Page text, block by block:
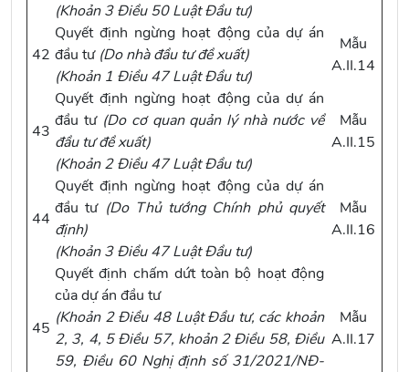
(Khoản 3 Điều 50 Luật Đầu tư)
42
Quyết định ngừng hoạt động của dự án
đầu tư (Do nhà đầu tư đề xuất)
(Khoản 1 Điều 47 Luật Đầu tư)
Mẫu
A.II.14
43
Quyết định ngừng hoạt động của dự án
đầu tư (Do cơ quan quản lý nhà nước về
đầu tư đề xuất)
(Khoản 2 Điều 47 Luật Đầu tư)
Mẫu
A.II.15
44
Quyết định ngừng hoạt động của dự án
đầu tư (Do Thủ tướng Chính phủ quyết
định)
(Khoản 3 Điều 47 Luật Đầu tư)
Mẫu
A.II.16
45
Quyết định chấm dứt toàn bộ hoạt động
của dự án đầu tư
(Khoản 2 Điều 48 Luật Đầu tư, các khoản
2, 3, 4, 5 Điều 57, khoản 2 Điều 58, Điều
59, Điều 60 Nghị định số 31/2021/NĐ-
Mẫu
A.II.17